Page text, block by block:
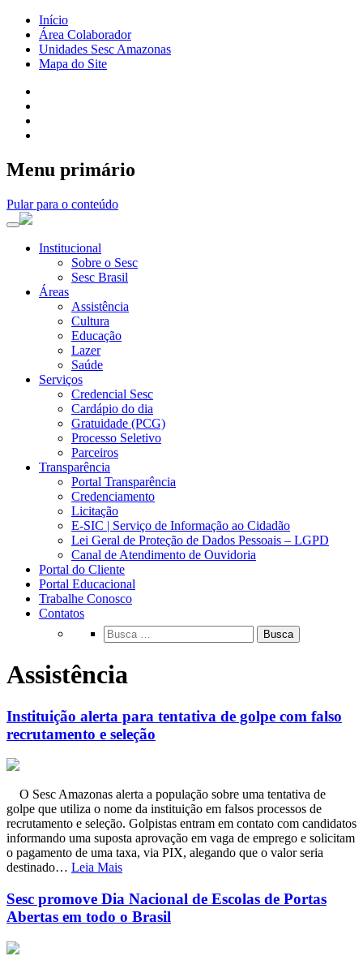
Início
Área Colaborador
Unidades Sesc Amazonas
Mapa do Site
Menu primário
Pular para o conteúdo
Institucional
Sobre o Sesc
Sesc Brasil
Áreas
Assistência
Cultura
Educação
Lazer
Saúde
Serviços
Credencial Sesc
Cardápio do dia
Gratuidade (PCG)
Processo Seletivo
Parceiros
Transparência
Portal Transparência
Credenciamento
Licitação
E-SIC | Serviço de Informação ao Cidadão
Lei Geral de Proteção de Dados Pessoais – LGPD
Canal de Atendimento de Ouvidoria
Portal do Cliente
Portal Educacional
Trabalhe Conosco
Contatos
Busca
Assistência
Instituição alerta para tentativa de golpe com falso
recrutamento e seleção
O Sesc Amazonas alerta a população sobre uma tentativa de
golpe que utiliza o nome da instituição em falsos processos de
recrutamento e seleção. Golpistas entram em contato com candidatos
informando uma suposta aprovação em vaga de emprego e solicitam
o pagamento de uma taxa, via PIX, alegando que o valor seria
destinado… Leia Mais
Sesc promove Dia Nacional de Escolas de Portas
Abertas em todo o Brasil